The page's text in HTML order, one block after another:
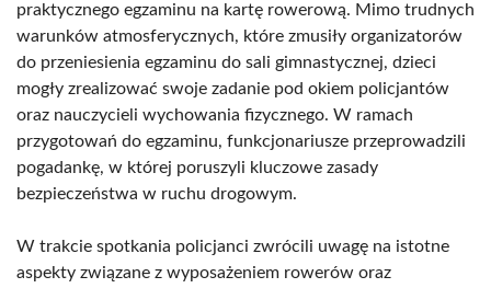
praktycznego egzaminu na kartę rowerową. Mimo trudnych
warunków atmosferycznych, które zmusiły organizatorów
do przeniesienia egzaminu do sali gimnastycznej, dzieci
mogły zrealizować swoje zadanie pod okiem policjantów
oraz nauczycieli wychowania fizycznego. W ramach
przygotowań do egzaminu, funkcjonariusze przeprowadzili
pogadankę, w której poruszyli kluczowe zasady
bezpieczeństwa w ruchu drogowym.
W trakcie spotkania policjanci zwrócili uwagę na istotne
aspekty związane z wyposażeniem rowerów oraz